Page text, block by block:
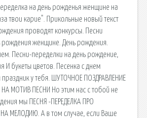
на день рожденья женщине на
твои карие". Прикольные новый текст
проводят конкурсы. Песни
рождения женщине. День рождения.
Песни-переделки на день рождение,
И букеты цветов. Песенка с днем
у тебя. ШУТОЧНОЕ ПОЗДРАВЛЕНИЕ
МОТИВ ПЕСНИ Но этим нас с тобой не
мы ПЕСНЯ -ПЕРЕДЕЛКА ПРО
МЕЛОДИЮ. А в том случае, если Ваше